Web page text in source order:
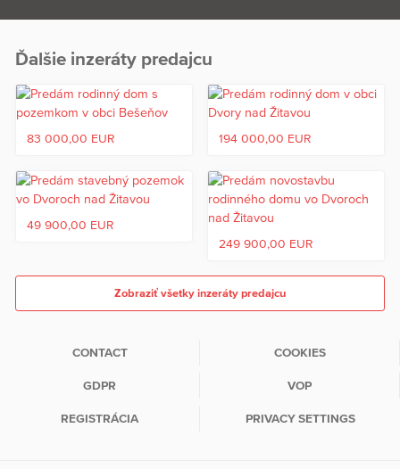
Ďalšie inzeráty predajcu
83 000,00 EUR 194 000,00 EUR
49 900,00 EUR
249 900,00 EUR
Zobraziť všetky inzeráty predajcu
CONTACT COOKIES
GDPR VOP
REGISTRÁCIA PRIVACY SETTINGS